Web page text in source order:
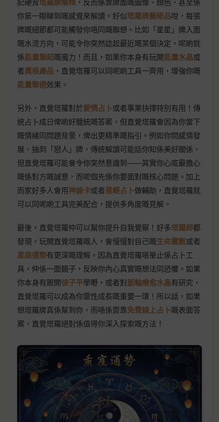
你第一眼睇到嘅感覺來解讀。好似塔羅牌藝術品咁，每張
牌嘅細節都可能觸發你唔同嘅聯想。比如「星星」牌入面
嘅水流方向，可能令你突然諗起最近嘅某個決定，呢啲就
係能量聯結嘅魔力！而且，如果你本身有玩開能量水晶或
者奧根產品 ，直覺塔羅可以同呢啲工具一齊用，增強你嘅
能量聯通效果。
另外，直覺塔羅對於愛情占卜或者事業抉擇特別有用！傳
統占卜成日俾啲好籠統嘅答案，但直覺塔羅會因為你當下
嘅情緒同問題背景，俾出更精準嘅指引。例如你問感情發
展，抽到「戀人」牌，傳統解讀可能話你知係美好關係，
但直覺塔羅可能會令你突然意識到——其實你心底最擔心
嘅係對方嘅誠意，而呢個先係你要面對嘅核心問題。加上
而家好多人會用神諭卡或者易經占卜做輔助，直覺塔羅就
可以同呢啲工具完美配合，提供多角度嘅見解。
最後，直覺塔羅仲可以幫你提升自我覺察！好多塔羅師都
發現，玩開直覺塔羅嘅人，會慢慢對自己嘅生命靈數或者
星座運勢有更深嘅理解。因為直覺塔羅唔單止係占卜工
具，仲係一面鏡子，反映你內心真實嘅想法同恐懼。如果
你本身有跟開徐子平學嘢，或者對脈輪療愈水晶有研究，
直覺塔羅可以成為你靈性成長嘅重要一環！所以話，如果
想塔羅牌真係幫到你，而唔係齋靠免費線上占卜嘅表面答
案，直覺塔羅絕對係值得你深入探索嘅方法！